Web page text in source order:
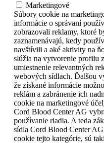
Marketingové
Súbory cookie na
informácie o správaní
zobrazovali reklamy, ktoré
zaznamenávajú, kedy
navštívili a aké aktivity na
slúžia na vytvorenie profilu
umiestnenie relevantných
webových sídlach. Ďalšou
že získané informácie
reklám a zabránenie ich
cookie na marketingové
Cord Blood Center AG
používanie riadia. A teda
sídla Cord Blood Center
cookie tejto kategórie, sú